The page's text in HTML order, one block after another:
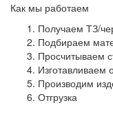
Как мы работаем
Получаем ТЗ/
Подбираем
Просчитываем
Изготавливаем
Производим
Отгрузка